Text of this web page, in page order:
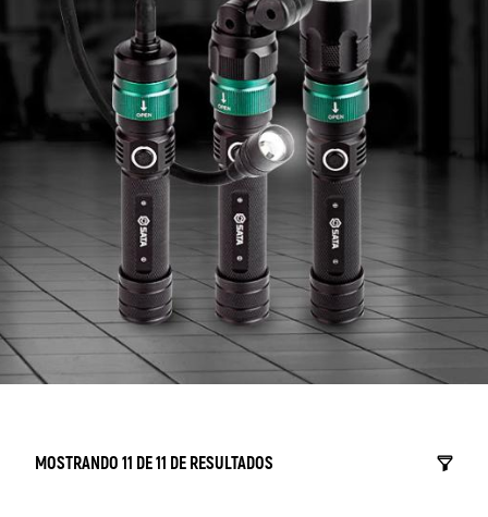
MOSTRANDO 11 DE 11 DE RESULTADOS